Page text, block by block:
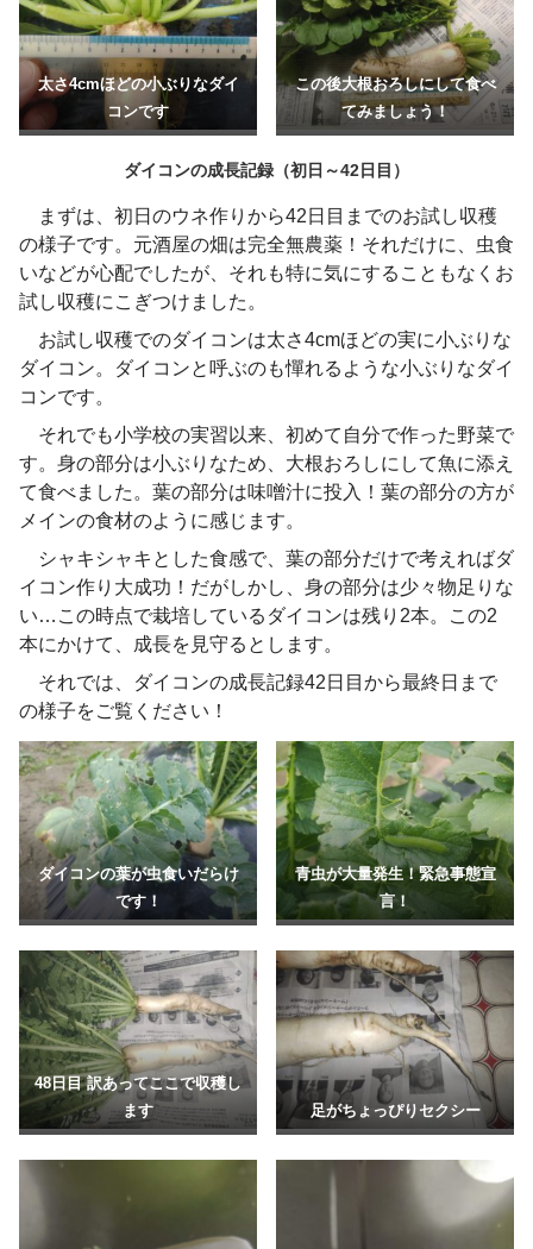
太さ4cmほどの小ぶりなダイ
コンです
この後大根おろしにして食べ
てみましょう！
ダイコンの成長記録（初日～42日目）
まずは、初日のウネ作りから42日目までのお試し収穫
の様子です。元酒屋の畑は完全無農薬！それだけに、虫食
いなどが心配でしたが、それも特に気にすることもなくお
試し収穫にこぎつけました。
お試し収穫でのダイコンは太さ4cmほどの実に小ぶりな
ダイコン。ダイコンと呼ぶのも憚れるような小ぶりなダイ
コンです。
それでも小学校の実習以来、初めて自分で作った野菜で
す。身の部分は小ぶりなため、大根おろしにして魚に添え
て食べました。葉の部分は味噌汁に投入！葉の部分の方が
メインの食材のように感じます。
シャキシャキとした食感で、葉の部分だけで考えればダ
イコン作り大成功！だがしかし、身の部分は少々物足りな
い…この時点で栽培しているダイコンは残り2本。この2
本にかけて、成長を見守るとします。
それでは、ダイコンの成長記録42日目から最終日まで
の様子をご覧ください！
ダイコンの葉が虫食いだらけ
です！
青虫が大量発生！緊急事態宣
言！
48日目 訳あってここで収穫し
ます
足がちょっぴりセクシー